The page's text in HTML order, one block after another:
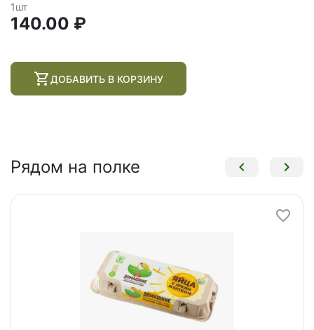
1шт
140.00 ₽
ДОБАВИТЬ В КОРЗИНУ
Рядом на полке